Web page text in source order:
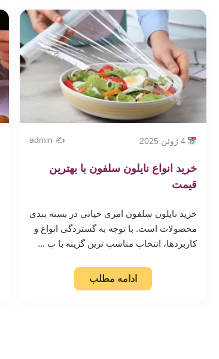
4 ژوئن 2025 ✍️ admin
خرید انواع نایلون سلفون با بهترین
قیمت
خرید نایلون سلفون امری حیاتی در بسته بندی
محصولات است. با توجه به گستردگی انواع و
کاربردها، انتخاب مناسب ترین گزینه با ب ...
ادامه مطلب